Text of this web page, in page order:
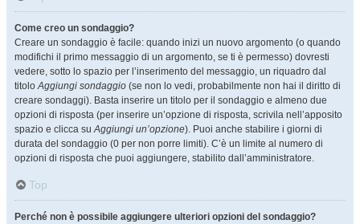
Come creo un sondaggio?
Creare un sondaggio è facile: quando inizi un nuovo argomento (o quando
modifichi il primo messaggio di un argomento, se ti è permesso) dovresti
vedere, sotto lo spazio per l’inserimento del messaggio, un riquadro dal
titoloAggiungi sondaggio (se non lo vedi, probabilmente non hai il diritto di
creare sondaggi). Basta inserire un titolo per il sondaggio e almeno due
opzioni di risposta (per inserire un’opzione di risposta, scrivila nell’apposito
spazio e clicca suAggiungi un’opzione). Puoi anche stabilire i giorni di
durata del sondaggio (0 per non porre limiti). C’è un limite al numero di
opzioni di risposta che puoi aggiungere, stabilito dall’amministratore.
Top
Perché non è possibile aggiungere ulteriori opzioni del sondaggio?